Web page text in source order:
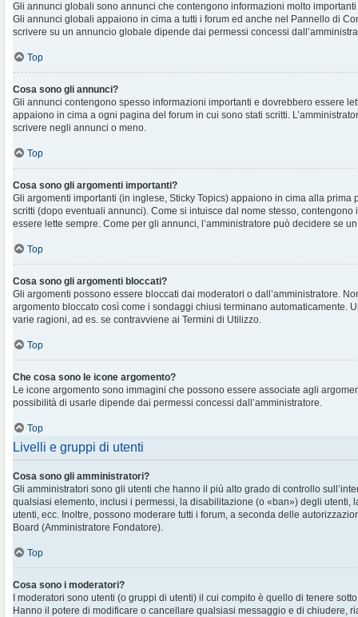
Gli annunci globali sono annunci che contengono informazioni molto
Gli annunci globali appaiono in cima a tutti i forum ed anche nel Pannello di
scrivere su un annuncio globale dipende dai permessi concessi
Top
Cosa sono gli annunci?
Gli annunci contengono spesso informazioni importanti e dovrebbero essere
appaiono in cima a ogni pagina del forum in cui sono stati scritti.
scrivere negli annunci o meno.
Top
Cosa sono gli argomenti importanti?
Gli argomenti importanti (in inglese, Sticky Topics) appaiono in cima alla prima
scritti (dopo eventuali annunci). Come si intuisce dal nome stesso,
essere lette sempre. Come per gli annunci, l’amministratore può decidere se
Top
Cosa sono gli argomenti bloccati?
Gli argomenti possono essere bloccati dai moderatori o dall’amministratore.
argomento bloccato così come i sondaggi chiusi terminano automaticamente.
varie ragioni, ad es. se contravviene ai Termini di Utilizzo.
Top
Che cosa sono le icone argomento?
Le icone argomento sono immagini che possono essere associate agli
possibilità di usarle dipende dai permessi concessi dall’amministratore.
Top
Livelli e gruppi di utenti
Cosa sono gli amministratori?
Gli amministratori sono gli utenti che hanno il più alto grado di controllo
qualsiasi elemento, inclusi i permessi, la disabilitazione (o «ban») degli utenti,
utenti, ecc. Inoltre, possono moderare tutti i forum, a seconda delle
Board (Amministratore Fondatore).
Top
Cosa sono i moderatori?
I moderatori sono utenti (o gruppi di utenti) il cui compito è quello di tenere
Hanno il potere di modificare o cancellare qualsiasi messaggio e di chiudere,